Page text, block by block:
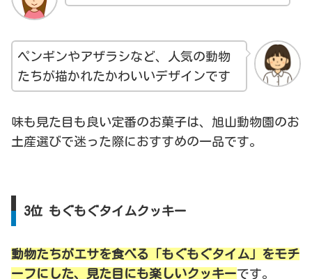
ペンギンやアザラシなど、人気の動物
たちが描かれたかわいいデザインです
味も見た目も良い定番のお菓子は、旭山動物園のお
土産選びで迷った際におすすめの一品です。
3位 もぐもぐタイムクッキー
動物たちがエサを食べる「もぐもぐタイム」をモチ
ーフにした、見た目にも楽しいクッキーです。